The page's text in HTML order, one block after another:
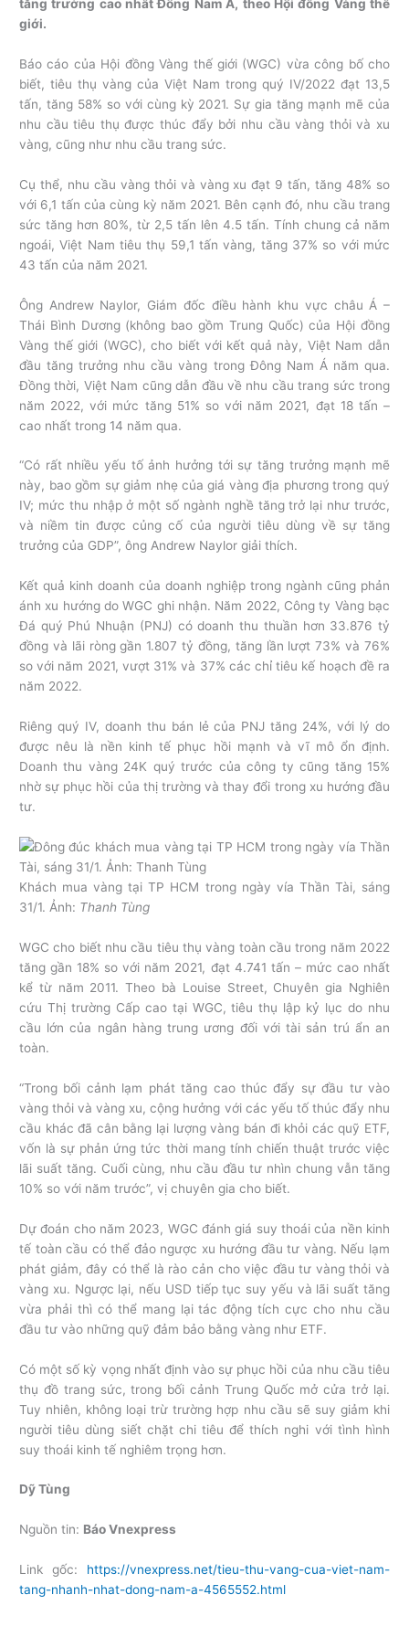
tăng trưởng cao nhất Đông Nam Á, theo Hội đồng Vàng thế
giới.
Báo cáo của Hội đồng Vàng thế giới (WGC) vừa công bố cho
biết, tiêu thụ vàng của Việt Nam trong quý IV/2022 đạt 13,5
tấn, tăng 58% so với cùng kỳ 2021. Sự gia tăng mạnh mẽ của
nhu cầu tiêu thụ được thúc đẩy bởi nhu cầu vàng thỏi và xu
vàng, cũng như nhu cầu trang sức.
Cụ thể, nhu cầu vàng thỏi và vàng xu đạt 9 tấn, tăng 48% so
với 6,1 tấn của cùng kỳ năm 2021. Bên cạnh đó, nhu cầu trang
sức tăng hơn 80%, từ 2,5 tấn lên 4.5 tấn. Tính chung cả năm
ngoái, Việt Nam tiêu thụ 59,1 tấn vàng, tăng 37% so với mức
43 tấn của năm 2021.
Ông Andrew Naylor, Giám đốc điều hành khu vực châu Á –
Thái Bình Dương (không bao gồm Trung Quốc) của Hội đồng
Vàng thế giới (WGC), cho biết với kết quả này, Việt Nam dẫn
đầu tăng trưởng nhu cầu vàng trong Đông Nam Á năm qua.
Đồng thời, Việt Nam cũng dẫn đầu về nhu cầu trang sức trong
năm 2022, với mức tăng 51% so với năm 2021, đạt 18 tấn –
cao nhất trong 14 năm qua.
“Có rất nhiều yếu tố ảnh hưởng tới sự tăng trưởng mạnh mẽ
này, bao gồm sự giảm nhẹ của giá vàng địa phương trong quý
IV; mức thu nhập ở một số ngành nghề tăng trở lại như trước,
và niềm tin được củng cố của người tiêu dùng về sự tăng
trưởng của GDP”, ông Andrew Naylor giải thích.
Kết quả kinh doanh của doanh nghiệp trong ngành cũng phản
ánh xu hướng do WGC ghi nhận. Năm 2022, Công ty Vàng bạc
Đá quý Phú Nhuận (PNJ) có doanh thu thuần hơn 33.876 tỷ
đồng và lãi ròng gần 1.807 tỷ đồng, tăng lần lượt 73% và 76%
so với năm 2021, vượt 31% và 37% các chỉ tiêu kế hoạch đề ra
năm 2022.
Riêng quý IV, doanh thu bán lẻ của PNJ tăng 24%, với lý do
được nêu là nền kinh tế phục hồi mạnh và vĩ mô ổn định.
Doanh thu vàng 24K quý trước của công ty cũng tăng 15%
nhờ sự phục hồi của thị trường và thay đổi trong xu hướng đầu
tư.
Khách mua vàng tại TP HCM trong ngày vía Thần Tài, sáng
31/1. Ảnh: Thanh Tùng
WGC cho biết nhu cầu tiêu thụ vàng toàn cầu trong năm 2022
tăng gần 18% so với năm 2021, đạt 4.741 tấn – mức cao nhất
kể từ năm 2011. Theo bà Louise Street, Chuyên gia Nghiên
cứu Thị trường Cấp cao tại WGC, tiêu thụ lập kỷ lục do nhu
cầu lớn của ngân hàng trung ương đối với tài sản trú ẩn an
toàn.
“Trong bối cảnh lạm phát tăng cao thúc đẩy sự đầu tư vào
vàng thỏi và vàng xu, cộng hưởng với các yếu tố thúc đẩy nhu
cầu khác đã cân bằng lại lượng vàng bán đi khỏi các quỹ ETF,
vốn là sự phản ứng tức thời mang tính chiến thuật trước việc
lãi suất tăng. Cuối cùng, nhu cầu đầu tư nhìn chung vẫn tăng
10% so với năm trước”, vị chuyên gia cho biết.
Dự đoán cho năm 2023, WGC đánh giá suy thoái của nền kinh
tế toàn cầu có thể đảo ngược xu hướng đầu tư vàng. Nếu lạm
phát giảm, đây có thể là rào cản cho việc đầu tư vàng thỏi và
vàng xu. Ngược lại, nếu USD tiếp tục suy yếu và lãi suất tăng
vừa phải thì có thể mang lại tác động tích cực cho nhu cầu
đầu tư vào những quỹ đảm bảo bằng vàng như ETF.
Có một số kỳ vọng nhất định vào sự phục hồi của nhu cầu tiêu
thụ đồ trang sức, trong bối cảnh Trung Quốc mở cửa trở lại.
Tuy nhiên, không loại trừ trường hợp nhu cầu sẽ suy giảm khi
người tiêu dùng siết chặt chi tiêu để thích nghi với tình hình
suy thoái kinh tế nghiêm trọng hơn.
Dỹ Tùng
Nguồn tin: Báo Vnexpress
Link gốc: https://vnexpress.net/tieu-thu-vang-cua-viet-nam-
tang-nhanh-nhat-dong-nam-a-4565552.html